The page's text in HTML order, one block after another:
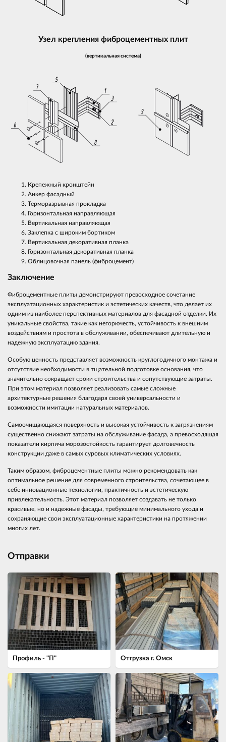
Узел крепления фиброцементных плит
(вертикальная система)
Крепежный кронштейн
Анкер фасадный
Терморазрывная прокладка
Горизонтальная направляющая
Вертикальная направляющая
Заклепка с широким бортиком
Вертикальная декоративная планка
Горизонтальная декоративная планка
Облицовочная панель (фиброцемент)
Заключение
Фиброцементные плиты демонстрируют превосходное сочетание
эксплуатационных характеристик и эстетических качеств, что делает их
одним из наиболее перспективных материалов для фасадной отделки. Их
уникальные свойства, такие как негорючесть, устойчивость к внешним
воздействиям и простота в обслуживании, обеспечивают длительную и
надежную эксплуатацию здания.
Особую ценность представляет возможность круглогодичного монтажа и
отсутствие необходимости в тщательной подготовке основания, что
значительно сокращает сроки строительства и сопутствующие затраты.
При этом материал позволяет реализовать самые сложные
архитектурные решения благодаря своей универсальности и
возможности имитации натуральных материалов.
Самоочищающаяся поверхность и высокая устойчивость к загрязнениям
существенно снижают затраты на обслуживание фасада, а превосходящая
показатели кирпича морозостойкость гарантирует долговечность
конструкции даже в самых суровых климатических условиях.
Таким образом, фиброцементные плиты можно рекомендовать как
оптимальное решение для современного строительства, сочетающее в
себе инновационные технологии, практичность и эстетическую
привлекательность. Этот материал позволяет создавать не только
красивые, но и надежные фасады, требующие минимального ухода и
сохраняющие свои эксплуатационные характеристики на протяжении
многих лет.
Отправки
Профиль - "П" Отгрузка г. Омск